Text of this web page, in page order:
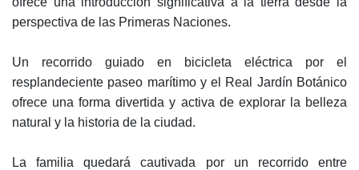
perspectiva de las Primeras Naciones.
Un recorrido guiado en bicicleta eléctrica por el
resplandeciente paseo marítimo y el Real Jardín Botánico
ofrece una forma divertida y activa de explorar la belleza
natural y la historia de la ciudad.
La familia quedará cautivada por un recorrido entre